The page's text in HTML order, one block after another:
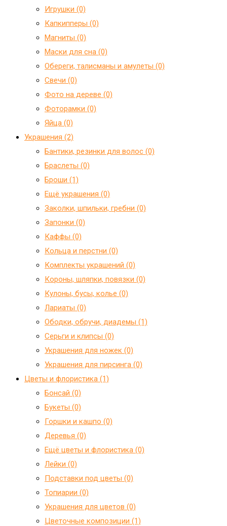
Игрушки (0)
Капкипперы (0)
Магниты (0)
Маски для сна (0)
Обереги, талисманы и амулеты (0)
Свечи (0)
Фото на дереве (0)
Фоторамки (0)
Яйца (0)
Украшения (2)
Бантики, резинки для волос (0)
Браслеты (0)
Броши (1)
Ещё украшения (0)
Заколки, шпильки, гребни (0)
Запонки (0)
Каффы (0)
Кольца и перстни (0)
Комплекты украшений (0)
Короны, шляпки, повязки (0)
Кулоны, бусы, колье (0)
Лариаты (0)
Ободки, обручи, диадемы (1)
Серьги и клипсы (0)
Украшения для ножек (0)
Украшения для пирсинга (0)
Цветы и флористика (1)
Бонсай (0)
Букеты (0)
Горшки и кашпо (0)
Деревья (0)
Ещё цветы и флористика (0)
Лейки (0)
Подставки под цветы (0)
Топиарии (0)
Украшения для цветов (0)
Цветочные композиции (1)